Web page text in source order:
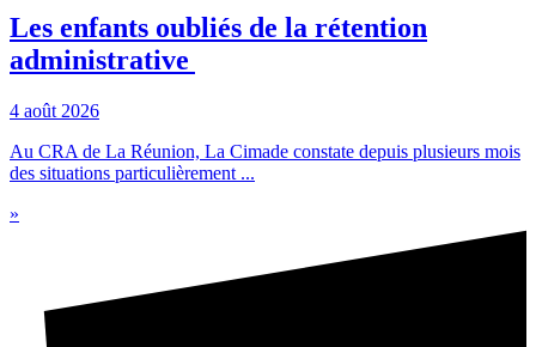
Les enfants oubliés de la rétention
administrative
4 août 2026
Au CRA de La Réunion, La Cimade constate depuis plusieurs mois
des situations particulièrement ...
»